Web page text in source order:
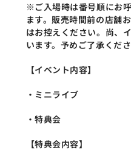
※ご入場時は番号順にお
ます。販売時間前の店舗
はお控えください。尚、
います。予めご了承くださ
【イベント内容】
・ミニライブ
・特典会
【特典会内容】